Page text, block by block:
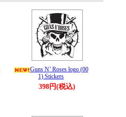
Guns N’ Roses logo (00
1) Stickers
398円(税込)